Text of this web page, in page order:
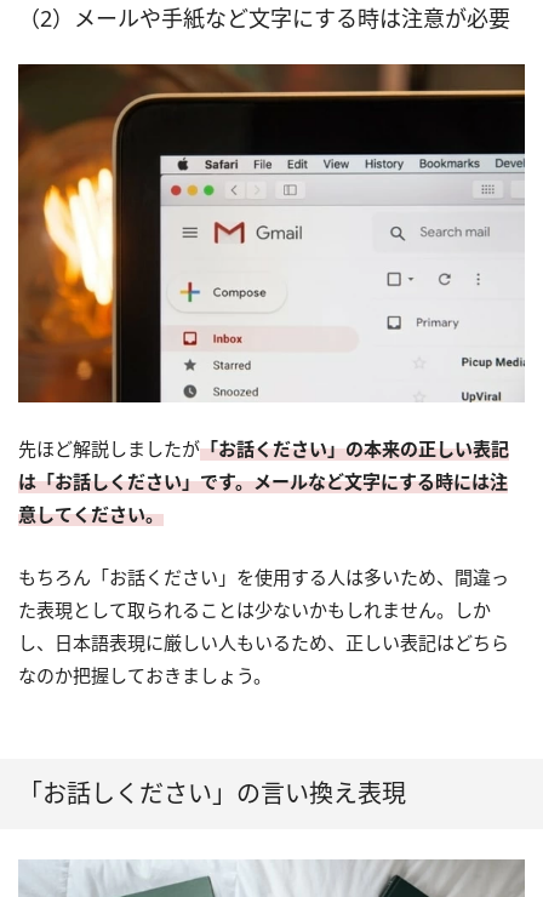
（2）メールや手紙など文字にする時は注意が必要
先ほど解説しましたが「お話ください」の本来の正しい表記
は「お話しください」です。メールなど文字にする時には注
意してください。
もちろん「お話ください」を使用する人は多いため、間違っ
た表現として取られることは少ないかもしれません。しか
し、日本語表現に厳しい人もいるため、正しい表記はどちら
なのか把握しておきましょう。
「お話しください」の言い換え表現